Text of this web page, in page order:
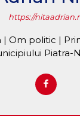
https://
| Om politic |
Piatra-